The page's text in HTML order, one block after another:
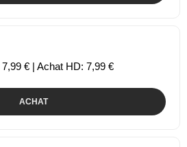
€ | Achat HD: 7,99 €
ACHAT